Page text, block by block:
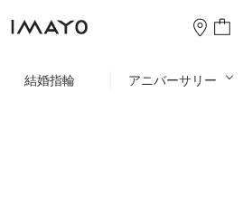
結婚指輪 アニバーサリー